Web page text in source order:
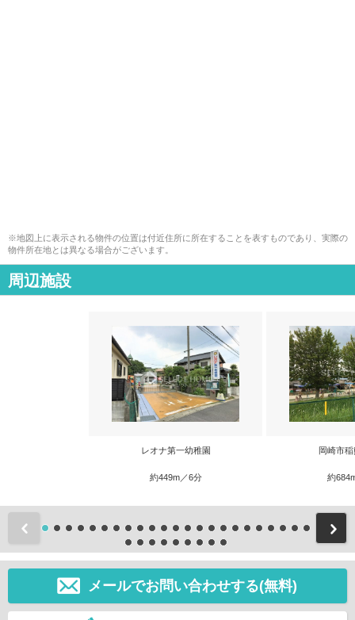
※地図上に表示される物件の位置は付近住所に所在することを表すものであり、実際の
物件所在地とは異なる場合がございます。
周辺施設
レオナ第一幼稚園
約449m／6分
岡崎市
約
前
メールでお問い合わせする(無料)